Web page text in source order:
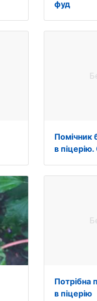
фуд
Помічник
в
Потрібна
в піцерію